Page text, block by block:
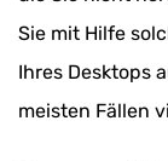
Sie mit Hilfe
Ihres Desktops
meisten Fällen